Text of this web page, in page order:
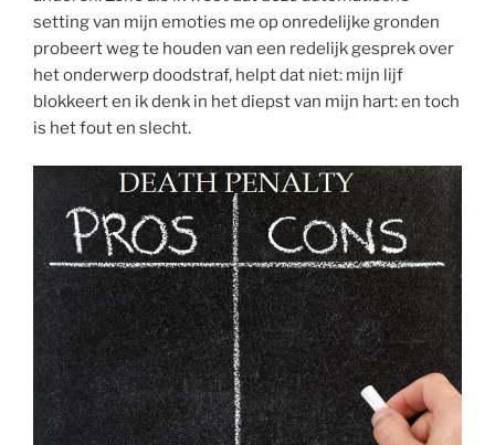
setting van mijn emoties me op onredelijke gronden
probeert weg te houden van een redelijk gesprek over
het onderwerp doodstraf, helpt dat niet: mijn lijf
blokkeert en ik denk in het diepst van mijn hart: en toch
is het fout en slecht.